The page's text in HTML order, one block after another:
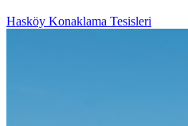
Hasköy Konaklama Tesisleri